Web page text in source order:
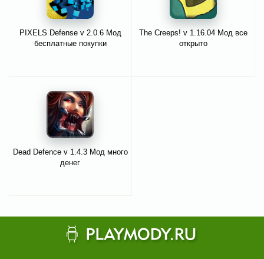
PIXELS Defense v 2.0.6 Мод
бесплатные покупки
The Creeps! v 1.16.04 Мод все
открыто
Dead Defence v 1.4.3 Мод много
денег